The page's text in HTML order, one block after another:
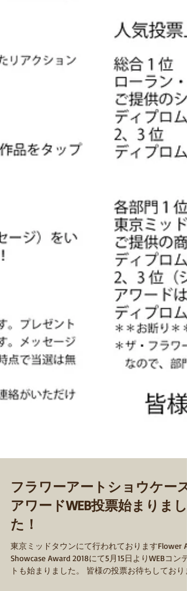
フラワーアートショウケース
アワードWEB投票始まりまし
た！
東京ミッドタウンにて行われておりますFlower
Showcase Award 2018にて5月15日よりWEBコンテ